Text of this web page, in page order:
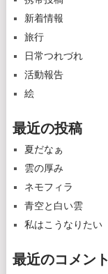
新着情報
旅行
日常つれづれ
活動報告
絵
最近の投稿
夏だなぁ
雲の厚み
ネモフィラ
青空と白い雲
私はこうなりたい
最近のコメント